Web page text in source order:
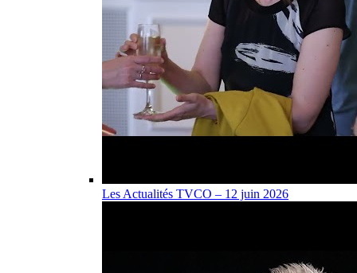
Les Actualités TVCO – 12 juin 2026